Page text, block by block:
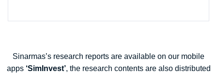
Sinarmas’s research reports are available on our mobile
apps‘SimInvest’, the research contents are also distributed